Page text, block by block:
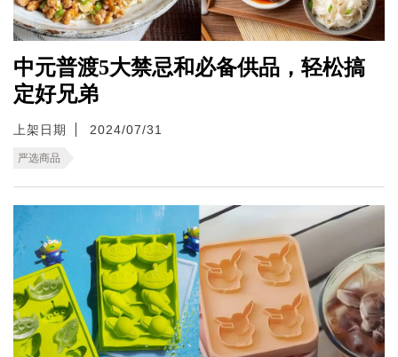
中元普渡5大禁忌和必备供品，轻松搞
定好兄弟
上架日期 2024/07/31
严选商品